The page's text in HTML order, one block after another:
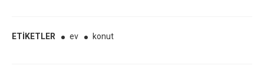
ETIKETLER ev konut